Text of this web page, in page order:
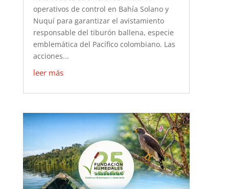
operativos de control en Bahía Solano y
Nuquí para garantizar el avistamiento
responsable del tiburón ballena, especie
emblemática del Pacífico colombiano. Las
acciones...
leer más